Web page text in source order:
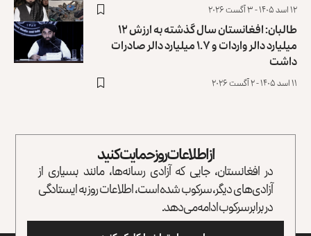
۱۲ اسد ۱۴۰۵ - ۳ آگست ۲۰۲۶
طالبان: افغانستان سال گذشته به ارزش ۱۲
میلیارد دالر واردات و ۱.۷ میلیارد دالر صادرات
داشت
۱۱ اسد ۱۴۰۵ - ۲ آگست ۲۰۲۶
از اطلاعات روز حمایت کنید
در افغانستان، جایی که آزادی رسانه‌ها، مانند بسیاری از
آزادی‌های دیگر، سرکوب شده است، اطلاعات روز به ایستادگی
در برابر سرکوب ادامه می‌دهد.